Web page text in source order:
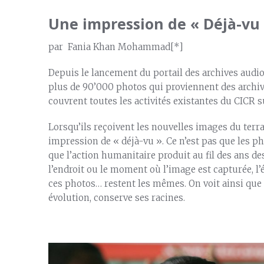
Une impression de « Déjà-vu
par Fania Khan Mohammad[*]
Depuis le lancement du portail des archives
plus de 90’000 photos qui proviennent des
couvrent toutes les activités existantes du CICR
Lorsqu’ils reçoivent les nouvelles images du
impression de « déjà-vu ». Ce n’est pas que les
que l’action humanitaire produit au fil des ans
l’endroit ou le moment où l’image est capturée,
ces photos… restent les mêmes. On voit ainsi
évolution, conserve ses racines.